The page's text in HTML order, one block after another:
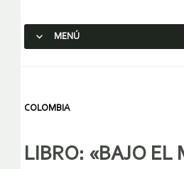
MENÚ
COLOMBIA
LIBRO: «BAJO EL